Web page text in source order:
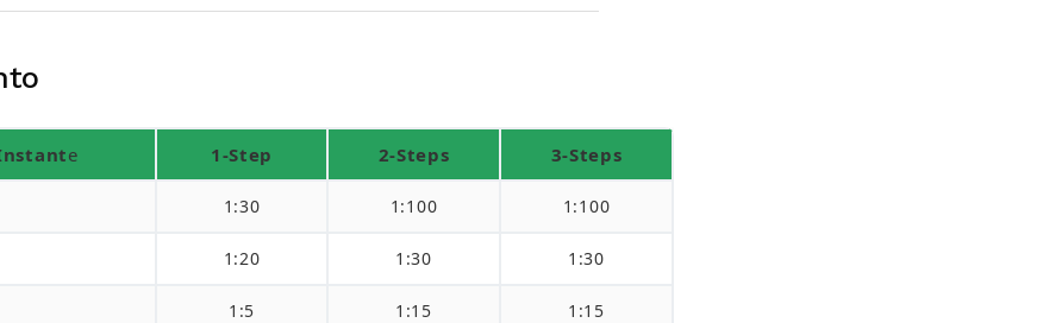
e 1-Step 2-Steps 3-Steps
1:30 1:100 1:100
1:20 1:30 1:30
1:5 1:15 1:15